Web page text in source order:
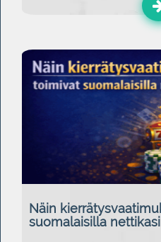
Näin
suomalaisilla